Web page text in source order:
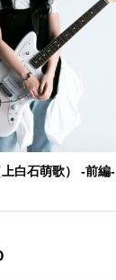
白石萌歌） -前編-